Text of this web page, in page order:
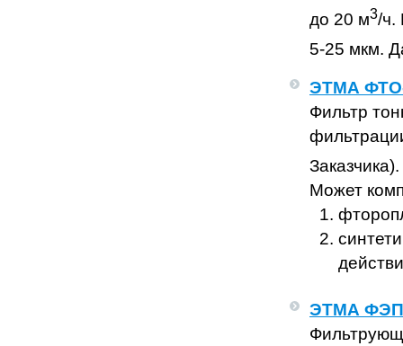
до 20 м3/ч.
5-25 мкм.
ЭТМА
Фильтр
Может
ЭТМА ФЭП